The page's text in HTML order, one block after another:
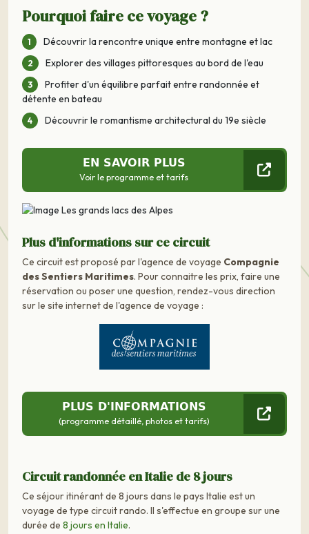
Pourquoi faire ce voyage ?
Découvrir la rencontre unique entre montagne et lac
Explorer des villages pittoresques au bord de l'eau
Profiter d'un équilibre parfait entre randonnée et
détente en bateau
Découvrir le romantisme architectural du 19e siècle
EN SAVOIR PLUS
Voir le programme et tarifs
Plus d'informations sur ce circuit
Ce circuit est proposé par l'agence de voyage Compagnie
des Sentiers Maritimes. Pour connaitre les prix, faire une
réservation ou poser une question, rendez-vous direction
sur le site internet de l'agence de voyage :
PLUS D'INFORMATIONS
(programme détaillé, photos et tarifs)
Circuit randonnée en Italie de 8 jours
Ce séjour itinérant de 8 jours dans le pays Italie est un
voyage de type circuit rando. Il s'effectue en groupe sur une
durée de 8 jours en Italie.